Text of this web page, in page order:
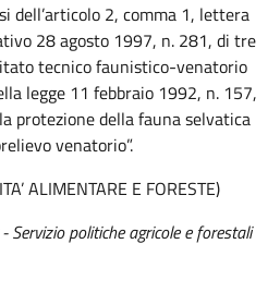
dell’articolo 2, comma 1, lettera
28 agosto 1997, n. 281, di tre
tecnico faunistico-venatorio
legge 11 febbraio 1992, n. 157,
protezione della fauna selvatica
venatorio”.
ALIMENTARE E FORESTE)
politiche agricole e forestali